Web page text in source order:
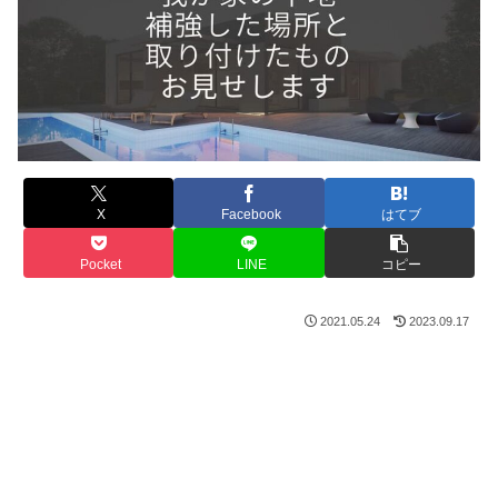
X Facebook はてブ
Pocket LINE コピー
2021.05.24 2023.09.17